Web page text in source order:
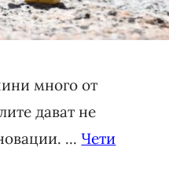
много от
дават не
...Чети